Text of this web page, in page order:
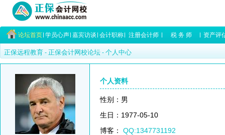
论坛首页 学员心声 嘉宾访谈 会计职称 注册会计师 税 务 师 资产评
正保远程教育 - 正保会计网校论坛 - 个人中心
个人资料
性别：男
生日：1977-05-10
博客： QQ:1347731192